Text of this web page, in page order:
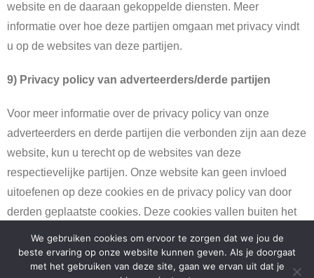
website en de daaraan gekoppelde diensten. Meer
informatie over hoe deze partijen omgaan met privacy vindt
u op de websites van deze partijen.
9) Privacy policy van adverteerders/derde partijen
Voor meer informatie over de privacy policy van onze
adverteerders en derde partijen die verbonden zijn aan deze
website, kun u terecht op de websites van deze
respectievelijke partijen. Onze website kan geen invloed
uitoefenen op deze cookies en de privacy policy van door
derden geplaatste cookies. Deze cookies vallen buiten het
We gebruiken cookies om ervoor te zorgen dat we jou de
beste ervaring op onze website kunnen geven. Als je doorgaat
met het gebruiken van deze site, gaan we ervan uit dat je